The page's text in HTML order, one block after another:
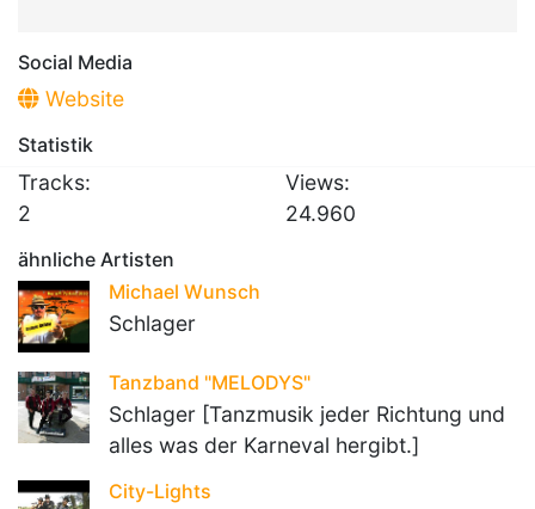
Social Media
Website
Statistik
Tracks:
2
Views:
24.960
ähnliche Artisten
Michael Wunsch
Schlager
Tanzband "MELODYS"
Schlager [Tanzmusik jeder Richtung und
alles was der Karneval hergibt.]
City-Lights